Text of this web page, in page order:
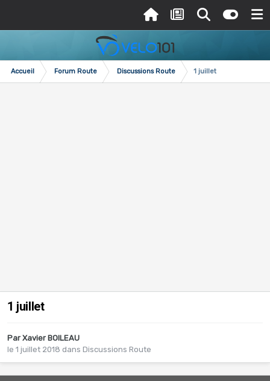
Accueil Forum Route Discussions Route 1 juillet
1 juillet
Par Xavier BOILEAU
le 1 juillet 2018 dans Discussions Route